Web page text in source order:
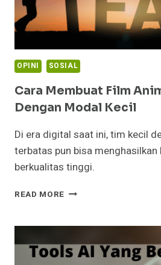
OPINI SOSIAL
Cara Membuat Film
Dengan Modal Kecil
Di era digital saat ini, tim kecil
terbatas pun bisa menghasilkan
berkualitas tinggi.
READ MORE CARA
ANIMASI
SEDERHANA
DENGAN